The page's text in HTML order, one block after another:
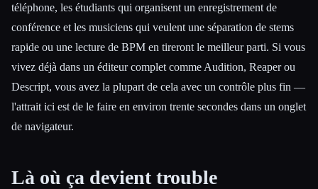
téléphone, les étudiants qui organisent un enregistrement de
conférence et les musiciens qui veulent une séparation de stems
rapide ou une lecture de BPM en tireront le meilleur parti. Si vous
vivez déjà dans un éditeur complet comme Audition, Reaper ou
Descript, vous avez la plupart de cela avec un contrôle plus fin —
l'attrait ici est de le faire en environ trente secondes dans un onglet
de navigateur.
Là où ça devient trouble